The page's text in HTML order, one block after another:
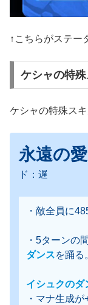
↑こちらがステー
ケシャの特
ケシャの特殊ス
永遠の
ド：遅
・敵全員に
・5ターンの
ダンスを踊る
イシュクのダ
・マナ生成が